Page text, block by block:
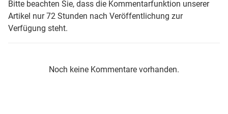
Bitte beachten Sie, dass die Kommentarfunktion unserer
Artikel nur 72 Stunden nach Veröffentlichung zur
Verfügung steht.
Noch keine Kommentare vorhanden.